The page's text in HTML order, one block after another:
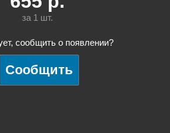
за 1 шт.
сообщить о появлении?